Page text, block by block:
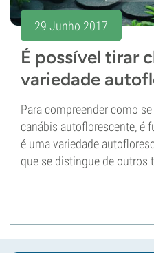
29 Junho 2017
É possível tirar
variedade
Para compreender como
canábis autoflorescente, é
é uma variedade
que se distingue de outros